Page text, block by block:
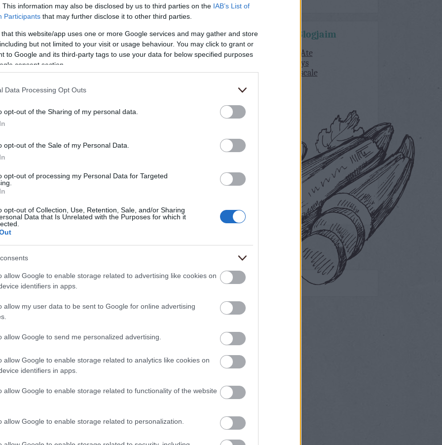
This information may also be disclosed by us to third parties on the IAB’s List of
Participants that may further disclose it to other third parties.
that this website/app uses one or more Google services and may gather and store
but not limited to your visit or usage behaviour. You may click to grant or
to Google and its third-party tags to use your data for below specified purposes
consent section.
Data Processing Opt Outs
opt-out of the Sharing of my personal data.
opt-out of the Sale of my Personal Data.
opt-out of processing my Personal Data for Targeted
opt-out of Collection, Use, Retention, Sale, and/or Sharing
Data that Is Unrelated with the Purposes for which it
allow Google to enable storage related to advertising like cookies on
identifiers in apps.
allow my user data to be sent to Google for online advertising
allow Google to send me personalized advertising.
allow Google to enable storage related to analytics like cookies on
identifiers in apps.
allow Google to enable storage related to functionality of the website
allow Google to enable storage related to personalization.
Kedvenc Blogjaim
What Katie Ate
delicious days
Lorraine Pascale